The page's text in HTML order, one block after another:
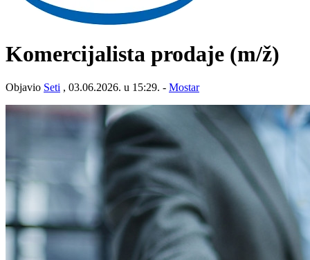
Komercijalista prodaje (m/ž)
Objavio Seti , 03.06.2026. u 15:29. - Mostar